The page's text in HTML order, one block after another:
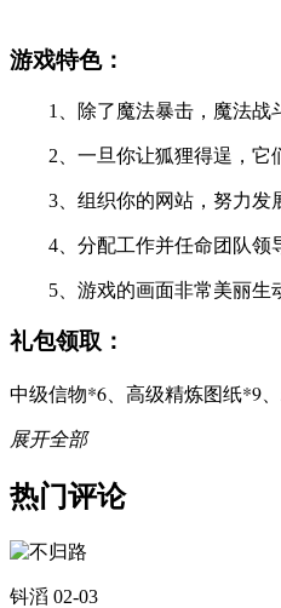
游戏特色：
1、除了魔法暴击，魔法战斗
2、一旦你让狐狸得逞，它们
3、组织你的网站，努力发
4、分配工作并任命团队领导
5、游戏的画面非常美丽生
礼包领取：
中级信物*6、高级精炼图纸*9
展开全部
热门评论
钭滔 02-03